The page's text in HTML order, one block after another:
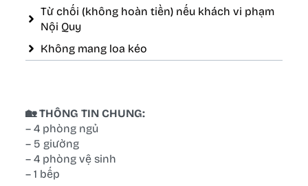
Từ chối (không hoàn tiền) nếu khách vi phạm
Nội Quy
Không mang loa kéo
🏡 THÔNG TIN CHUNG:
– 4 phòng ngủ
– 5 giường
– 4 phòng vệ sinh
– 1 bếp